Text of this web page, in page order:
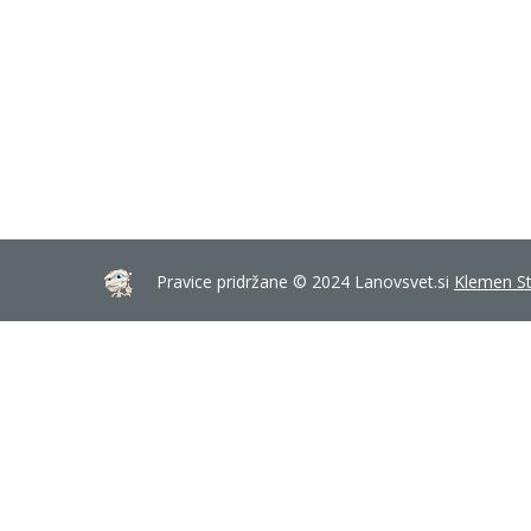
Pravice pridržane © 2024 Lanovsvet.si Klemen